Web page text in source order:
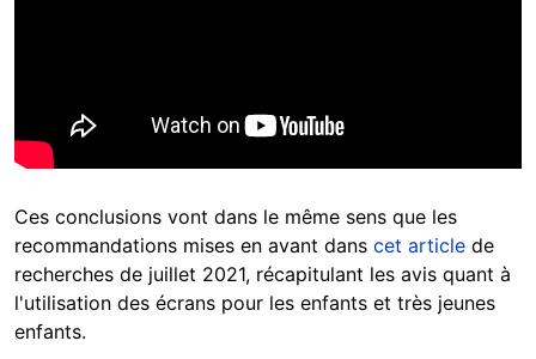
Ces conclusions vont dans le même sens que les
recommandations mises en avant dans cet article de
recherches de juillet 2021, récapitulant les avis quant à
l'utilisation des écrans pour les enfants et très jeunes
enfants.